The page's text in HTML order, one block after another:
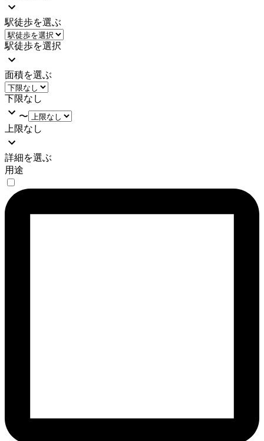
駅徒歩を選ぶ
駅徒歩を選択
面積を選ぶ
下限なし
〜
上限なし
詳細を選ぶ
用途